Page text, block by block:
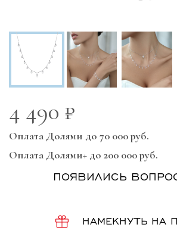
4 490 ₽
Оплата Долями до 70 000 руб.
Оплата Долями+ до 200 000 руб.
ПОЯВИЛИСЬ
НАМЕКНУТЬ НА